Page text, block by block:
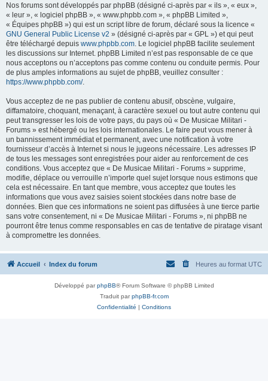
Nos forums sont développés par phpBB (désigné ci-après par « ils », « eux »,
« leur », « logiciel phpBB », « www.phpbb.com », « phpBB Limited »,
« Équipes phpBB ») qui est un script libre de forum, déclaré sous la licence «
GNU General Public License v2 » (désigné ci-après par « GPL ») et qui peut
être téléchargé depuis www.phpbb.com. Le logiciel phpBB facilite seulement
les discussions sur Internet. phpBB Limited n’est pas responsable de ce que
nous acceptons ou n’acceptons pas comme contenu ou conduite permis. Pour
de plus amples informations au sujet de phpBB, veuillez consulter :
https://www.phpbb.com/.
Vous acceptez de ne pas publier de contenu abusif, obscène, vulgaire,
diffamatoire, choquant, menaçant, à caractère sexuel ou tout autre contenu qui
peut transgresser les lois de votre pays, du pays où « De Musicae Militari -
Forums » est hébergé ou les lois internationales. Le faire peut vous mener à
un bannissement immédiat et permanent, avec une notification à votre
fournisseur d’accès à Internet si nous le jugeons nécessaire. Les adresses IP
de tous les messages sont enregistrées pour aider au renforcement de ces
conditions. Vous acceptez que « De Musicae Militari - Forums » supprime,
modifie, déplace ou verrouille n’importe quel sujet lorsque nous estimons que
cela est nécessaire. En tant que membre, vous acceptez que toutes les
informations que vous avez saisies soient stockées dans notre base de
données. Bien que ces informations ne soient pas diffusées à une tierce partie
sans votre consentement, ni « De Musicae Militari - Forums », ni phpBB ne
pourront être tenus comme responsables en cas de tentative de piratage visant
à compromettre les données.
Accueil Index du forum Heures au format UTC
Développé parphpBB® Forum Software © phpBB Limited
Traduit parphpBB-fr.com
Confidentialité | Conditions